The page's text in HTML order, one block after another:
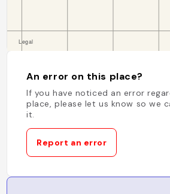
An error on this place?
If you have noticed an error
place, please let us know so we
it.
Report an error